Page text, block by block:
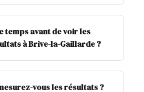
temps avant de voir les
à Brive-la-Gaillarde ?
vous les résultats ?